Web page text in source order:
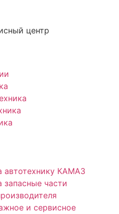
центр
автотехнику КАМАЗ
запасные части
и сервисное